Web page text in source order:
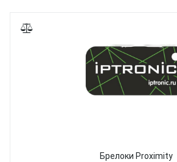
Брелоки Proximity